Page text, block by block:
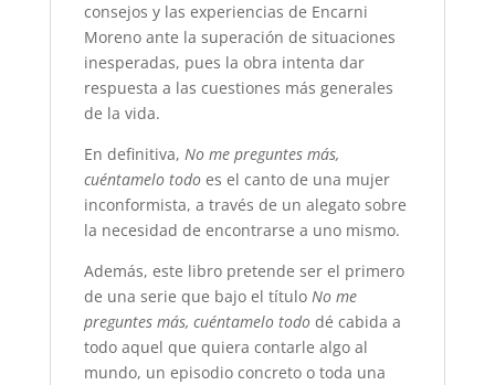
consejos y las experiencias de Encarni
Moreno ante la superación de situaciones
inesperadas, pues la obra intenta dar
respuesta a las cuestiones más generales
de la vida.
En definitiva, No me preguntes más,
cuéntamelo todo es el canto de una mujer
inconformista, a través de un alegato sobre
la necesidad de encontrarse a uno mismo.
Además, este libro pretende ser el primero
de una serie que bajo el título No me
preguntes más, cuéntamelo todo dé cabida a
todo aquel que quiera contarle algo al
mundo, un episodio concreto o toda una